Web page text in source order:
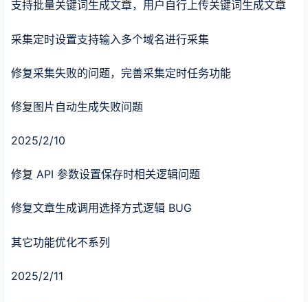
支持批量关键词生成文章，用户自行上传关键词生成文章
采集定时设置支持输入多个域名进行采集
修复采集失败的问题，完善采集定时任务功能
修复图片自动生成失败问题
2025/2/10
修复 API 参数设置保存时相关逻辑问题
修复文章生成调用选择方式逻辑 BUG
其它功能优化不系列
2025/2/11